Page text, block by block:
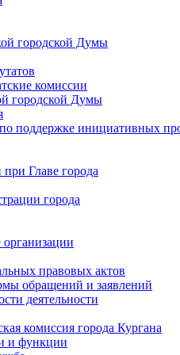
городской Думы
комиссии
городской Думы
поддержке инициативных
Главе города
города
правовых актов
обращений и заявлений
деятельности
комиссия города Кургана
и функции